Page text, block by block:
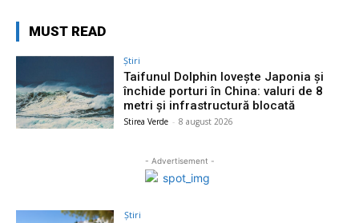
MUST READ
Știri
Taifunul Dolphin lovește Japonia și
închide porturi în China: valuri de 8
metri și infrastructură blocată
Stirea Verde - 8 august 2026
- Advertisement -
Știri